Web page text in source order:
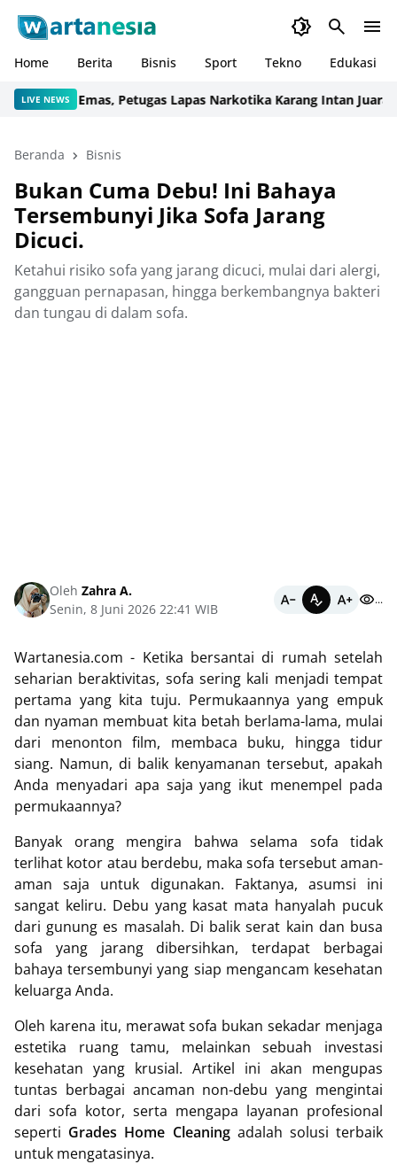
Home Berita Bisnis Sport Tekno Edukasi
LIVE NEWS
Emas, Petugas Lapas Narkotika Karang Intan Juara
Beranda Bisnis
Bukan Cuma Debu! Ini Bahaya
Tersembunyi Jika Sofa Jarang
Dicuci.
Ketahui risiko sofa yang jarang dicuci, mulai dari alergi,
gangguan pernapasan, hingga berkembangnya bakteri
dan tungau di dalam sofa.
Oleh Zahra A.
Senin, 8 Juni 2026 22:41 WIB
...
Wartanesia.com - Ketika bersantai di rumah setelah
seharian beraktivitas, sofa sering kali menjadi tempat
pertama yang kita tuju. Permukaannya yang empuk
dan nyaman membuat kita betah berlama-lama, mulai
dari menonton film, membaca buku, hingga tidur
siang. Namun, di balik kenyamanan tersebut, apakah
Anda menyadari apa saja yang ikut menempel pada
permukaannya?
Banyak orang mengira bahwa selama sofa tidak
terlihat kotor atau berdebu, maka sofa tersebut aman-
aman saja untuk digunakan. Faktanya, asumsi ini
sangat keliru. Debu yang kasat mata hanyalah pucuk
dari gunung es masalah. Di balik serat kain dan busa
sofa yang jarang dibersihkan, terdapat berbagai
bahaya tersembunyi yang siap mengancam kesehatan
keluarga Anda.
Oleh karena itu, merawat sofa bukan sekadar menjaga
estetika ruang tamu, melainkan sebuah investasi
kesehatan yang krusial. Artikel ini akan mengupas
tuntas berbagai ancaman non-debu yang mengintai
dari sofa kotor, serta mengapa layanan profesional
seperti Grades Home Cleaningadalah solusi terbaik
untuk mengatasinya.